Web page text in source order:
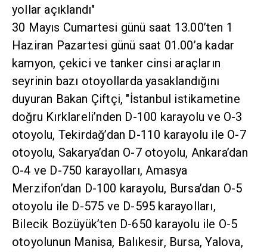
yollar açıklandı"
30 Mayıs Cumartesi günü saat 13.00’ten 1
Haziran Pazartesi günü saat 01.00’a kadar
kamyon, çekici ve tanker cinsi araçların
seyrinin bazı otoyollarda yasaklandığını
duyuran Bakan Çiftçi, "İstanbul istikametine
doğru Kırklareli’nden D-100 karayolu ve O-3
otoyolu, Tekirdağ’dan D-110 karayolu ile O-7
otoyolu, Sakarya’dan O-7 otoyolu, Ankara’dan
O-4 ve D-750 karayolları, Amasya
Merzifon’dan D-100 karayolu, Bursa’dan O-5
otoyolu ile D-575 ve D-595 karayolları,
Bilecik Bozüyük’ten D-650 karayolu ile O-5
otoyolunun Manisa, Balıkesir, Bursa, Yalova,